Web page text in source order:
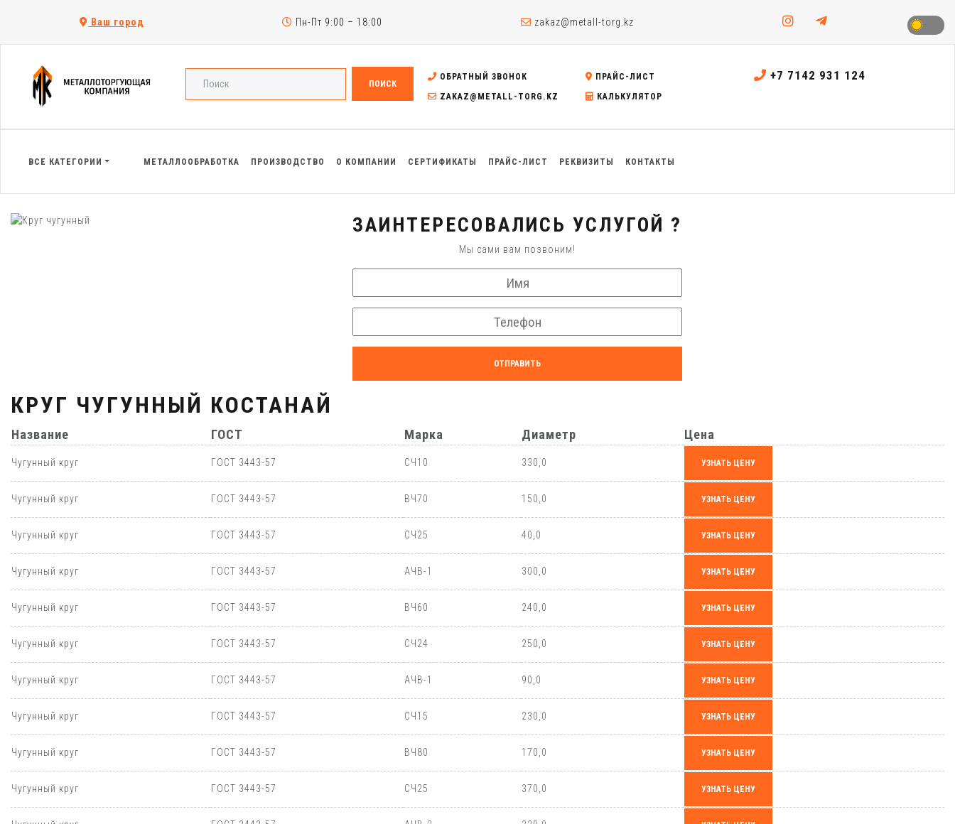
Ваш город Пн-Пт 9:00 – 18:00 zakaz@metall-torg.kz
ПОИСК
ОБРАТНЫЙ ЗВОНОК
ПРАЙС-ЛИСТ
ZAKAZ@METALL-TORG.KZ
КАЛЬКУЛЯТОР
+7 7142 931 124
ВСЕ КАТЕГОРИИ МЕТАЛЛООБРАБОТКА ПРОИЗВОДСТВО О КОМПАНИИ СЕРТИФИКАТЫ ПРАЙС-ЛИСТ РЕКВИЗИТЫ КОНТАКТЫ
ЗАИНТЕРЕСОВАЛИСЬ УСЛУГОЙ ?
Мы сами вам позвоним!
ОТПРАВИТЬ
КРУГ ЧУГУННЫЙ КОСТАНАЙ
Название ГОСТ Марка Диаметр Цена
Чугунный круг ГОСТ 3443-57 СЧ10 330,0 УЗНАТЬ ЦЕНУ
Чугунный круг ГОСТ 3443-57 ВЧ70 150,0 УЗНАТЬ ЦЕНУ
Чугунный круг ГОСТ 3443-57 СЧ25 40,0 УЗНАТЬ ЦЕНУ
Чугунный круг ГОСТ 3443-57 АЧВ-1 300,0 УЗНАТЬ ЦЕНУ
Чугунный круг ГОСТ 3443-57 ВЧ60 240,0 УЗНАТЬ ЦЕНУ
Чугунный круг ГОСТ 3443-57 СЧ24 250,0 УЗНАТЬ ЦЕНУ
Чугунный круг ГОСТ 3443-57 АЧВ-1 90,0 УЗНАТЬ ЦЕНУ
Чугунный круг ГОСТ 3443-57 СЧ15 230,0 УЗНАТЬ ЦЕНУ
Чугунный круг ГОСТ 3443-57 ВЧ80 170,0 УЗНАТЬ ЦЕНУ
Чугунный круг ГОСТ 3443-57 СЧ25 370,0 УЗНАТЬ ЦЕНУ